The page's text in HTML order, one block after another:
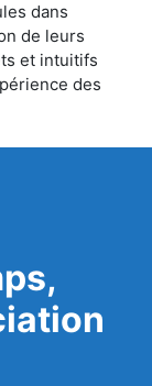
dans
de leurs
et intuitifs
des